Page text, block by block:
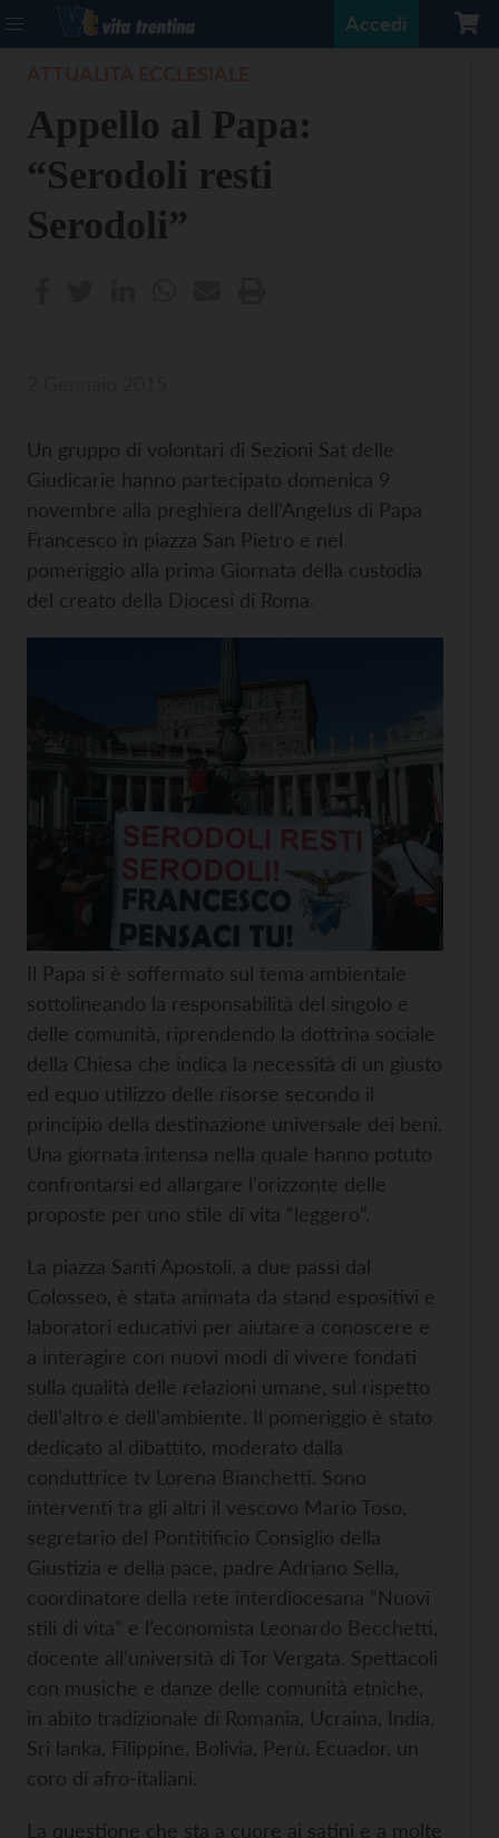
Accedi
Appello al Papa:
“Serodoli resti
Serodoli”
Un gruppo di volontari di Sezioni Sat delle
Giudicarie hanno partecipato domenica 9
novembre alla preghiera dell'Angelus di Papa
Francesco in piazza San Pietro e nel
pomeriggio alla prima Giornata della custodia
del creato della Diocesi di Roma.
Il Papa si è soffermato sul tema ambientale
sottolineando la responsabilità del singolo e
delle comunità, riprendendo la dottrina sociale
della Chiesa che indica la necessità di un giusto
ed equo utilizzo delle risorse secondo il
principio della destinazione universale dei beni.
Una giornata intensa nella quale hanno potuto
confrontarsi ed allargare l'orizzonte delle
proposte per uno stile di vita “leggero”.
La piazza Santi Apostoli, a due passi dal
Colosseo, è stata animata da stand espositivi e
laboratori educativi per aiutare a conoscere e
a interagire con nuovi modi di vivere fondati
sulla qualità delle relazioni umane, sul rispetto
dell’altro e dell’ambiente. Il pomeriggio è stato
dedicato al dibattito, moderato dalla
conduttrice tv Lorena Bianchetti. Sono
interventi tra gli altri il vescovo Mario Toso,
segretario del Pontitificio Consiglio della
Giustizia e della pace, padre Adriano Sella,
coordinatore della rete interdiocesana “Nuovi
stili di vita” e l’economista Leonardo Becchetti,
docente all’università di Tor Vergata. Spettacoli
con musiche e danze delle comunità etniche,
in abito tradizionale di Romania, Ucraina, India,
Sri lanka, Filippine, Bolivia, Perù, Ecuador, un
coro di afro-italiani.
La questione che sta a cuore ai satini e a molte